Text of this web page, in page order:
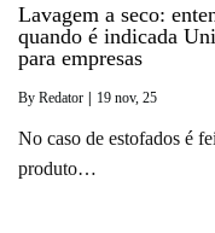
Lavagem a seco:
quando é indicada
para empresas
By Redator | 19 nov, 25
No caso de estofados é
produto…